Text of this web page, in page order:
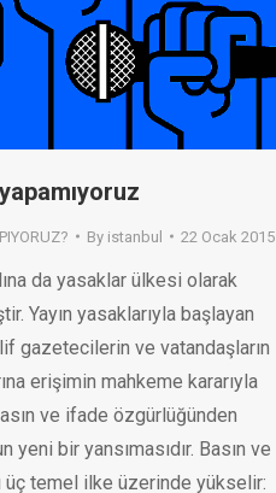
By istanbul 22 Ocak 2015
da yasaklar ülkesi olarak
Yayın yasaklarıyla başlayan
gazetecilerin ve vatandaşların
erişimin mahkeme kararıyla
ve ifade özgürlüğünden
yeni bir yansımasıdır. Basın ve
temel ilke üzerinde yükselir: